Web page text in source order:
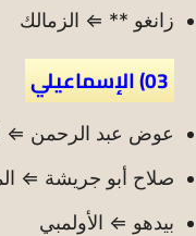
زانغو ** ⇐ الزمالك
03) الإسماعيلي
عوض عبد الرحمن ⇐
صلاح أبو جريشة ⇐
بيدهو ⇐ الأولمبي